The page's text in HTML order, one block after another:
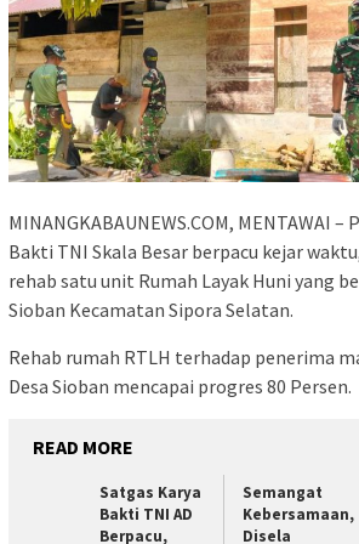
MINANGKABAUNEWS.COM, MENTAWAI
Bakti TNI Skala Besar berpacu kejar
rehab satu unit Rumah Layak Huni yang
Sioban Kecamatan Sipora Selatan.
Rehab rumah RTLH terhadap penerima
Desa Sioban mencapai progres 80 Persen.
READ MORE
Satgas Karya
Bakti TNI AD
Berpacu,
Semangat
Kebersamaan,
Disela